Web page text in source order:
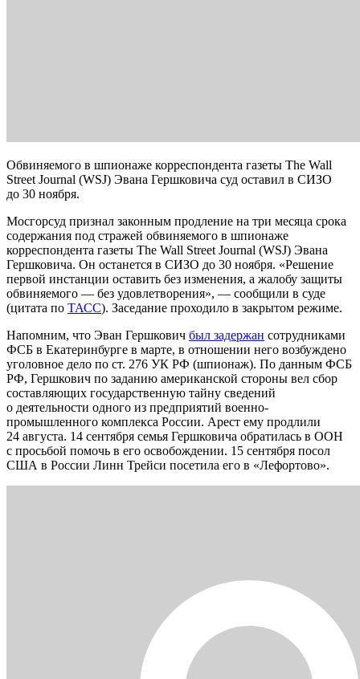
Обвиняемого в шпионаже корреспондента газеты The Wall
Street Journal (WSJ) Эвана Гершковича суд оставил в СИЗО
до 30 ноября.
Мосгорсуд признал законным продление на три месяца срока
содержания под стражей обвиняемого в шпионаже
корреспондента газеты The Wall Street Journal (WSJ) Эвана
Гершковича. Он останется в СИЗО до 30 ноября. «Решение
первой инстанции оставить без изменения, а жалобу защиты
обвиняемого — без удовлетворения», — сообщили в суде
(цитата по ТАСС). Заседание проходило в закрытом режиме.
Напомним, что Эван Гершкович был задержан сотрудниками
ФСБ в Екатеринбурге в марте, в отношении него возбуждено
уголовное дело по ст. 276 УК РФ (шпионаж). По данным ФСБ
РФ, Гершкович по заданию американской стороны вел сбор
составляющих государственную тайну сведений
о деятельности одного из предприятий военно-
промышленного комплекса России. Арест ему продлили
24 августа. 14 сентября семья Гершковича обратилась в ООН
с просьбой помочь в его освобождении. 15 сентября посол
США в России Линн Трейси посетила его в «Лефортово».